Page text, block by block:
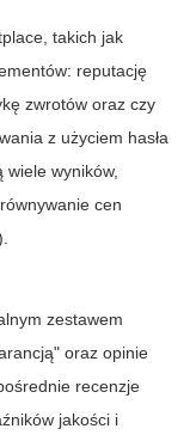
takich jak
reputację
zwrotów oraz czy
z użyciem hasła
wiele wyników,
cen
zestawem
oraz opinie
recenzje
jakości i